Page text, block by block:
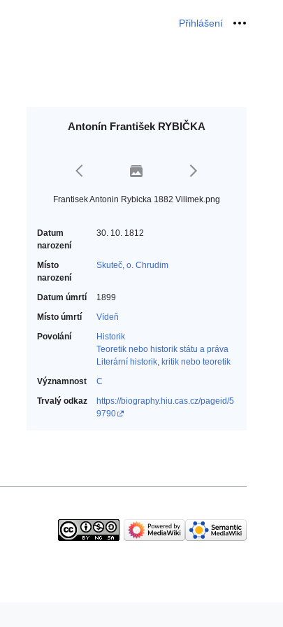
Přihlášení Osobní
Antonín František RYBIČKA
Frantisek Antonin Rybicka 1882 Vilimek.png
Datum
narození
30. 10. 1812
Místo
narození
Skuteč, o. Chrudim
Datum úmrtí
1899
Místo úmrtí
Vídeň
Povolání
Historik‎
Teoretik nebo historik státu a práva‎
Literární historik, kritik nebo teoretik‎
Významnost
C
Trvalý odkaz
https://biography.hiu.cas.cz/pageid/5
9790